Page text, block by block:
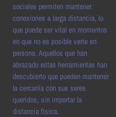
sociales permiten mantener
conexiones a larga distancia, lo
que puede ser vital en momentos
en que no es posible verte en
persona. Aquellos que han
abrazado estas herramientas han
descubierto que pueden mantener
la cercanía con sus seres
queridos, sin importar la
distancia física.